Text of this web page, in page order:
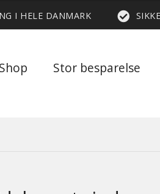
I HELE DANMARK
Shop Stor besparelse